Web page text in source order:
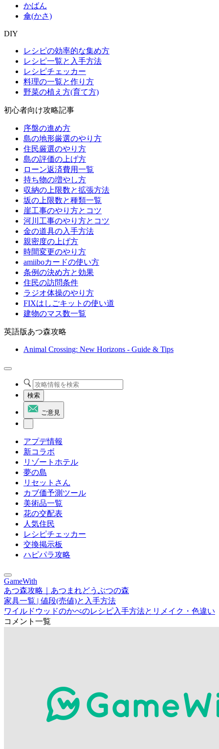
かばん
傘(かさ)
DIY
レシピの効率的な集め方
レシピ一覧と入手方法
レシピチェッカー
料理の一覧と作り方
野菜の植え方(育て方)
初心者向け攻略記事
序盤の進め方
島の地形厳選のやり方
住民厳選のやり方
島の評価の上げ方
ローン返済費用一覧
持ち物の増やし方
収納の上限数と拡張方法
坂の上限数と種類一覧
崖工事のやり方とコツ
河川工事のやり方とコツ
金の道具の入手方法
親密度の上げ方
時間変更のやり方
amiiboカードの使い方
条例の決め方と効果
住民の訪問条件
ラジオ体操のやり方
FIXはしごキットの使い道
建物のマス数一覧
英語版あつ森攻略
Animal Crossing: New Horizons - Guide & Tips
検索
ご意見
アプデ情報
新コラボ
リゾートホテル
夢の島
リセットさん
カブ価予測ツール
美術品一覧
花の交配表
人気住民
レシピチェッカー
交換掲示板
ハピパラ攻略
GameWith
あつ森攻略｜あつまれどうぶつの森
家具一覧 | 値段(売値)と入手方法
ワイルドウッドのかべのレシピ入手方法とリメイク・色違い
コメント一覧